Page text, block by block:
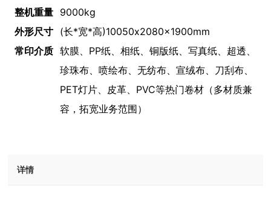
整机重量 9000kg
外形尺寸 (长*宽*高)10050x2080x1900mm
常印介质 软膜、PP纸、相纸、铜版纸、写真纸、超透、
珍珠布、喷绘布、无纺布、宣绒布、刀刮布、
PET灯片、皮革、PVC等热门卷材（多材质兼
容，拓宽业务范围）
详情